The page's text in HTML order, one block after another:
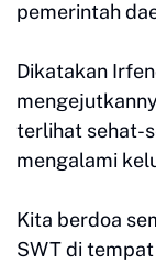
pemerintah
Dikatakan
terlihat sehat-
mengalami
Kita berdoa
SWT di